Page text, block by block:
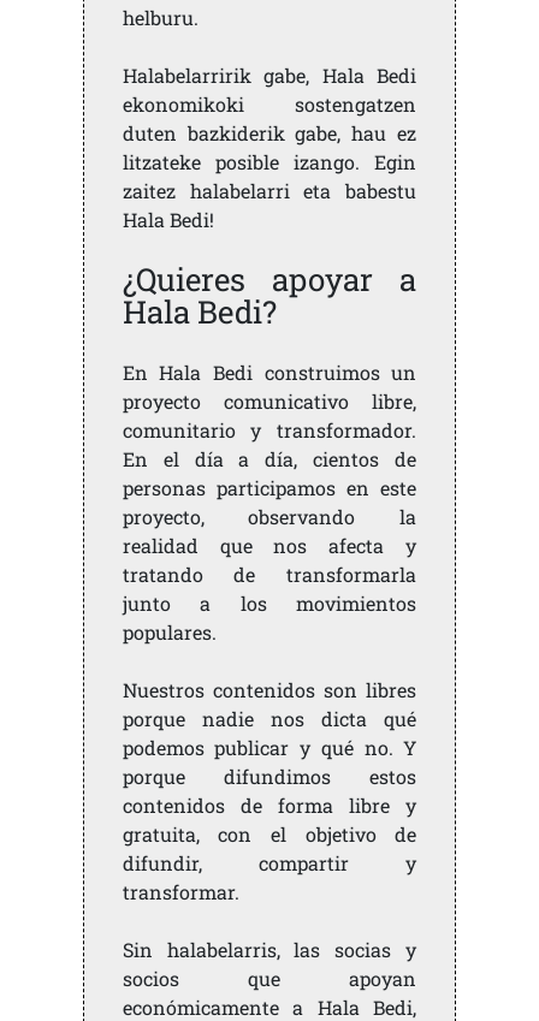
helburu.
Halabelarririk gabe, Hala Bedi
ekonomikoki sostengatzen
duten bazkiderik gabe, hau ez
litzateke posible izango. Egin
zaitez halabelarri eta babestu
Hala Bedi!
¿Quieres apoyar a
Hala Bedi?
En Hala Bedi construimos un
proyecto comunicativo libre,
comunitario y transformador.
En el día a día, cientos de
personas participamos en este
proyecto, observando la
realidad que nos afecta y
tratando de transformarla
junto a los movimientos
populares.
Nuestros contenidos son libres
porque nadie nos dicta qué
podemos publicar y qué no. Y
porque difundimos estos
contenidos de forma libre y
gratuita, con el objetivo de
difundir, compartir y
transformar.
Sin halabelarris, las socias y
socios que apoyan
económicamente a Hala Bedi,